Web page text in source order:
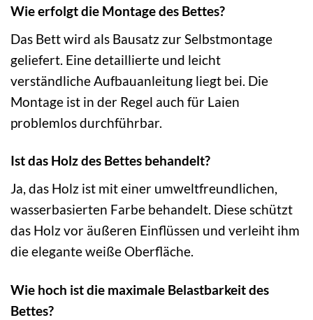
Wie erfolgt die Montage des Bettes?
Das Bett wird als Bausatz zur Selbstmontage
geliefert. Eine detaillierte und leicht
verständliche Aufbauanleitung liegt bei. Die
Montage ist in der Regel auch für Laien
problemlos durchführbar.
Ist das Holz des Bettes behandelt?
Ja, das Holz ist mit einer umweltfreundlichen,
wasserbasierten Farbe behandelt. Diese schützt
das Holz vor äußeren Einflüssen und verleiht ihm
die elegante weiße Oberfläche.
Wie hoch ist die maximale Belastbarkeit des
Bettes?